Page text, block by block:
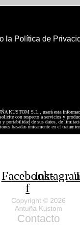
la Política de
KUSTOM S.L., usará esta
con respecto a servicios y
y portabilidad de sus datos, de
basadas únicamente en el
Facebook-
f
Copyright © 2026
Antuña Kustom
Contacto